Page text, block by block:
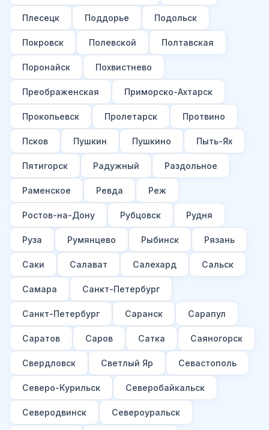
Плесецк Поддорье Подольск
Покровск Полевской Полтавская
Поронайск Похвистнево
Преображенская Приморско-Ахтарск
Прокопьевск Пролетарск Протвино
Псков Пушкин Пушкино Пыть-Ях
Пятигорск Радужный Раздольное
Раменское Ревда Реж
Ростов-на-Дону Рубцовск Рудня
Руза Румянцево Рыбинск Рязань
Саки Салават Салехард Сальск
Самара Санкт-Петербург
Санкт-Петербург Саранск Сарапул
Саратов Саров Сатка Саяногорск
Свердловск Светлый Яр Севастополь
Северо-Курильск Северобайкальск
Северодвинск Североуральск